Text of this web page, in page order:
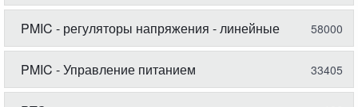
PMIC - регуляторы напряжения - линейные 58000
PMIC - Управление питанием 33405